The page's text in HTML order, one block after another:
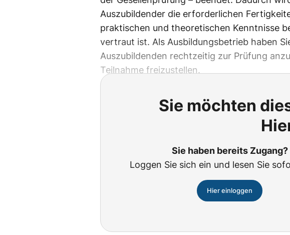
Auszubildender die erforderlichen
praktischen und theoretischen Kenntnisse
vertraut ist. Als Ausbildungsbetrieb haben
Auszubildenden rechtzeitig zur Prüfung
Teilnahme freizustellen.
Sie möchten
Sie haben bereits Zugang?
Loggen Sie sich ein und lesen Sie
Hier einloggen